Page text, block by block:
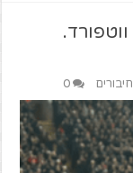
של ליברקלופ (28): ווטפורד.
0